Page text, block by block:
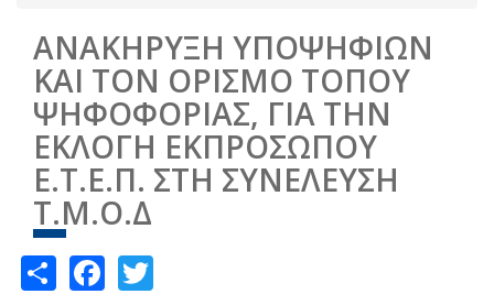
ΑΝΑΚΗΡΥΞΗ ΥΠΟΨΗΦΙΩΝ
ΚΑΙ ΤΟΝ ΟΡΙΣΜΟ ΤΟΠΟΥ
ΨΗΦΟΦΟΡΙΑΣ, ΓΙΑ ΤΗΝ
ΕΚΛΟΓΗ ΕΚΠΡΟΣΩΠΟΥ
Ε.Τ.Ε.Π. ΣΤΗ ΣΥΝΕΛΕΥΣΗ
Τ.Μ.Ο.Δ
ShareFacebook